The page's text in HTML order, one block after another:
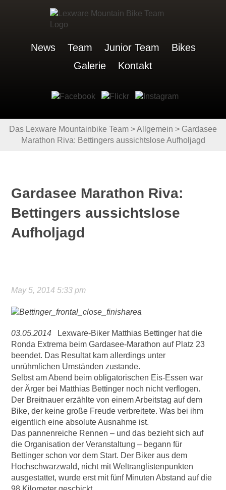
News Team Junior Team
Bikes
Galerie
Kontakt
Das Lexware Mountainbike Team >Allgemein > Gardasee
Marathon Riva: Bettingers aussichtslose Aufholjagd
Gardasee Marathon Riva:
Bettingers aussichtslose
Aufholjagd
May 5, 2014 5:33 pm
03.05.2014Lexware-Biker Matthias Bettinger hat die
Ronda Extrema beim Gardasee-Marathon auf Platz 23
beendet. Das Resultat kam allerdings unter
unrühmlichen Umständen zustande.
Selbst am Abend beim obligatorischen Eis-Essen war
der Ärger bei Matthias Bettinger noch nicht verflogen.
Der Breitnauer erzählte von einem Arbeitstag auf dem
Bike, der keine große Freude verbreitete. Was bei ihm
eigentlich eine absolute Ausnahme ist.
Das pannenreiche Rennen – und das bezieht sich auf
die Organisation der Veranstaltung – begann für
Bettinger schon vor dem Start. Der Biker aus dem
Hochschwarzwald, nicht mit Weltranglistenpunkten
ausgestattet, wurde erst mit fünf Minuten Abstand auf die